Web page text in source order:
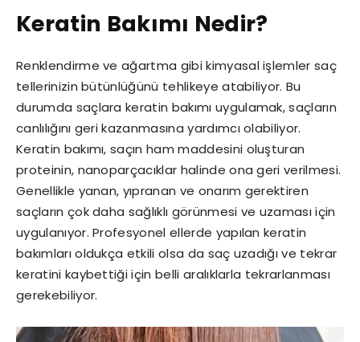
Keratin Bakımı Nedir?
Renklendirme ve ağartma gibi kimyasal işlemler saç
tellerinizin bütünlüğünü tehlikeye atabiliyor. Bu
durumda saçlara keratin bakımı uygulamak, saçların
canlılığını geri kazanmasına yardımcı olabiliyor.
Keratin bakımı, saçın ham maddesini oluşturan
proteinin, nanoparçacıklar halinde ona geri verilmesi.
Genellikle yanan, yıpranan ve onarım gerektiren
saçların çok daha sağlıklı görünmesi ve uzaması için
uygulanıyor. Profesyonel ellerde yapılan keratin
bakımları oldukça etkili olsa da saç uzadığı ve tekrar
keratini kaybettiği için belli aralıklarla tekrarlanması
gerekebiliyor.